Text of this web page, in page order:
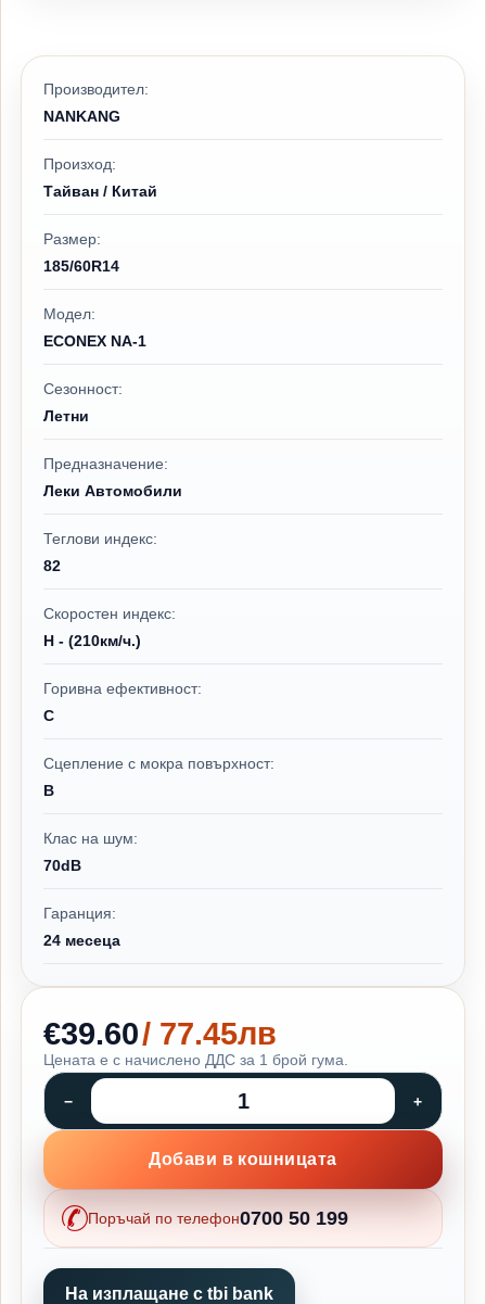
Производител:
NANKANG
Произход:
Тайван / Китай
Размер:
185/60R14
Модел:
ECONEX NA-1
Сезонност:
Летни
Предназначение:
Леки Автомобили
Теглови индекс:
82
Скоростен индекс:
H - (210км/ч.)
Горивна ефективност:
C
Сцепление с мокра повърхност:
B
Клас на шум:
70dB
Гаранция:
24 месеца
€39.60/ 77.45лв
Цената е с начислено ДДС за 1 брой гума.
Добави в кошницата
Поръчай по телефон0700 50 199
На изплащане с tbi bank